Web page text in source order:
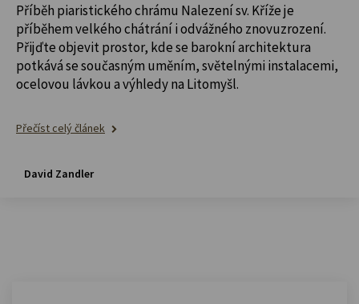
Příběh piaristického chrámu Nalezení sv. Kříže je
příběhem velkého chátrání i odvážného znovuzrození.
Přijďte objevit prostor, kde se barokní architektura
potkává se současným uměním, světelnými instalacemi,
ocelovou lávkou a výhledy na Litomyšl.
Přečíst celý článek
David Zandler